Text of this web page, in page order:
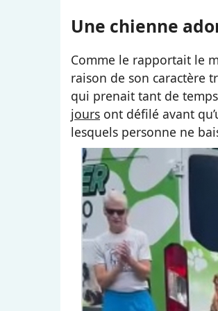
Une chienne
Comme le rapportait le
raison de son caractère
qui prenait tant de
jours ont défilé avant
lesquels personne ne